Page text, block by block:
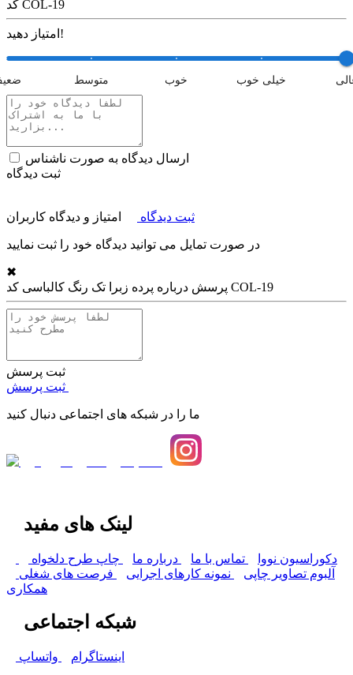
کد COL-19
امتیاز دهید!
متوسط خوب خیلی خوب
ارسال دیدگاه به صورت ناشناس
ثبت دیدگاه
ثبت دیدگاه امتیاز و دیدگاه کاربران
در صورت تمایل می توانید دیدگاه خود را ثبت نمایید
✖
پرسش درباره پرده زبرا تک رنگ کالباسی کد COL-19
ثبت پرسش
ما را در شبکه های اجتماعی دنبال کنید
لینک های مفید
دکوراسیون نووا تماس با ما درباره ما
چاپ طرح دلخواه
آلبوم تصاویر چاپی
نمونه کارهای اجرایی
فرصت های شغلی
همکاری
شبکه اجتماعی
اینستاگرام واتساپ